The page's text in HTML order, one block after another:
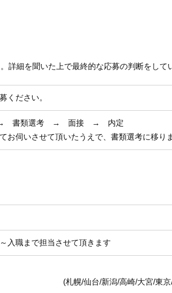
細を聞いた上で最終的な応募の判断をして
ください。
→ 書類選考 → 面接 → 内定
伺いさせて頂いたうえで、書類選考に移りま
入職まで担当させて頂きます
16
宮/東京/横浜/静岡/名古屋